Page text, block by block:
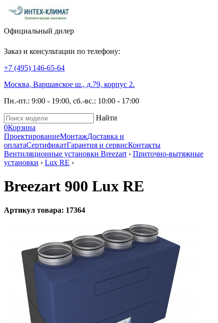
Официальный дилер
Заказ и консультации по телефону:
+7 (495) 146-65-64
Москва, Варшавское ш., д.79, корпус 2.
Пн.-пт.: 9:00 - 19:00, сб.-вс.: 10:00 - 17:00
Найти
0Корзина
ПроектированиеМонтажДоставка и
оплатаСертификатГарантия и сервисКонтакты
Вентиляционные установки Breezart › Приточно-вытяжные
установки › Lux RE ›
Breezart 900 Lux RE
Артикул товара: 17364